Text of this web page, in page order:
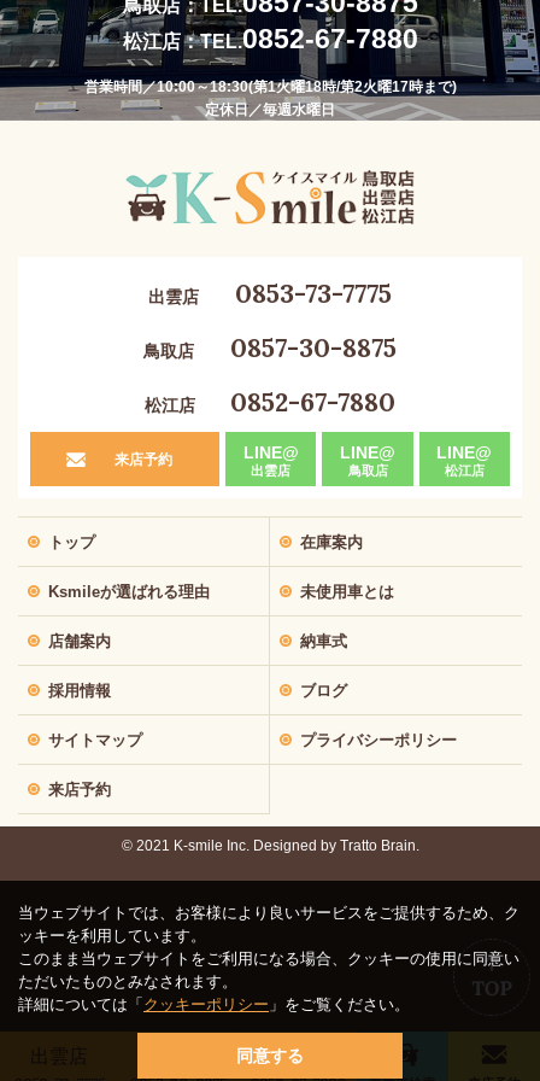
鳥取店：TEL.
松江店：TEL.0852-67-7880
営業時間／10:00～18:30(第1火曜18時/第2火曜17時まで)
定休日／毎週水曜日
出雲店 松江店
出雲店 0853-73-7775
鳥取店 0857-30-8875
松江店 0852-67-7880
来店予約 LINE@
出雲店
LINE@
鳥取店
LINE@
松江店
トップ 在庫案内
Ksmileが選ばれる理由 未使用車とは
店舗案内 納車式
採用情報 ブログ
サイトマップ プライバシーポリシー
来店予約
© 2021 K-smile Inc. Designed by Tratto Brain.
当ウェブサイトでは、お客様により良いサービスをご提供するため、ク
ッキーを利用しています。
このまま当ウェブサイトをご利用になる場合、クッキーの使用に同意い
ただいたものとみなされます。
詳細については「クッキーポリシー 」をご覧ください。
同意する